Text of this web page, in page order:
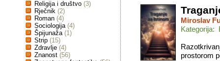
Religija i društvo (3)
Rječnik (2)
Roman (4)
Sociologija (4)
Špijunaža (1)
Strip (15)
Zdravlje (4)
Znanost (56)
Miroslav
Kategorija:
prostorom